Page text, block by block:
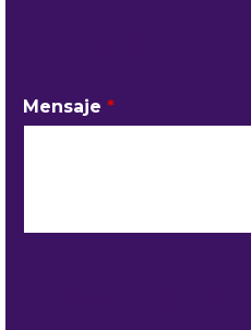
Mensaje *